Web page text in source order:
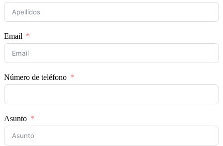
Email
Número de teléfono
Asunto